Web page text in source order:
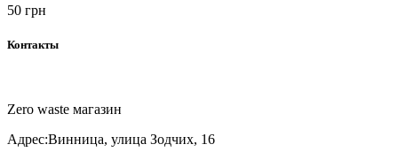
50 грн
Контакты
Zero waste магазин
Адрес:Винница, улица Зодчих, 16